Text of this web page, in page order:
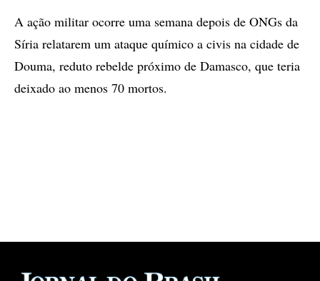
A ação militar ocorre uma semana depois de ONGs da
Síria relatarem um ataque químico a civis na cidade de
Douma, reduto rebelde próximo de Damasco, que teria
deixado ao menos 70 mortos.